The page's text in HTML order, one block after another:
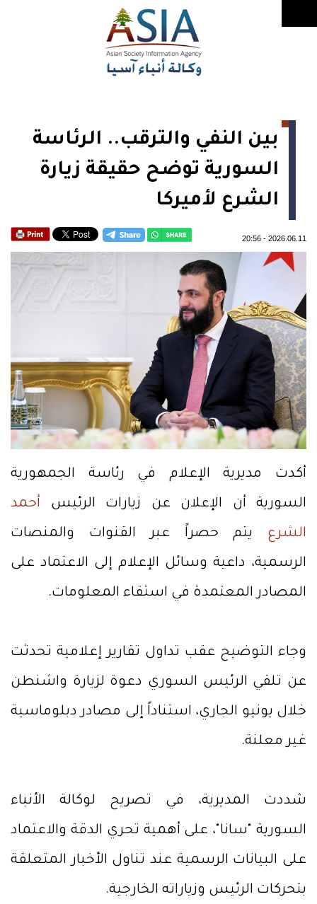
بين النفي والترقب.. الرئاسة
السورية توضح حقيقة زيارة
الشرع لأميركا
2026.06.11
-
20:56
أكدت مديرية الإعلام في رئاسة الجمهورية
السورية أن الإعلان عن زيارات الرئيس أحمد
الشرع يتم حصراً عبر القنوات والمنصات
الرسمية، داعية وسائل الإعلام إلى الاعتماد على
المصادر المعتمدة في استقاء المعلومات.
وجاء التوضيح عقب تداول تقارير إعلامية تحدثت
عن تلقي الرئيس السوري دعوة لزيارة واشنطن
خلال يونيو الجاري، استناداً إلى مصادر دبلوماسية
غير معلنة.
شددت المديرية، في تصريح لوكالة الأنباء
السورية "سانا"، على أهمية تحري الدقة والاعتماد
على البيانات الرسمية عند تناول الأخبار المتعلقة
بتحركات الرئيس وزياراته الخارجية.